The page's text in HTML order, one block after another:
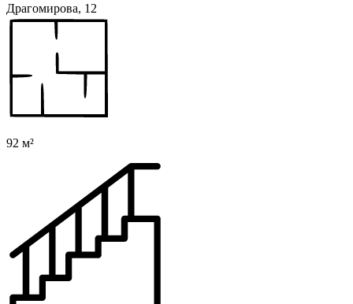
Драгомирова, 12
92 м²